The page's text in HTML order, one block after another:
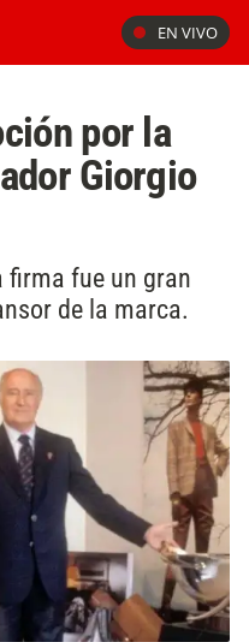
EN VIVO
por la
Giorgio
firma fue un gran
de la marca.